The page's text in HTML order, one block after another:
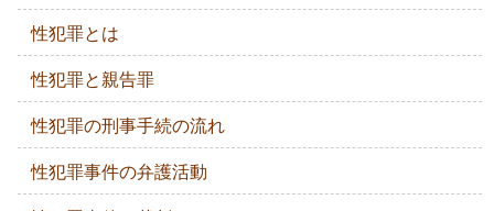
性犯罪とは
性犯罪と親告罪
性犯罪の刑事手続の流れ
性犯罪事件の弁護活動